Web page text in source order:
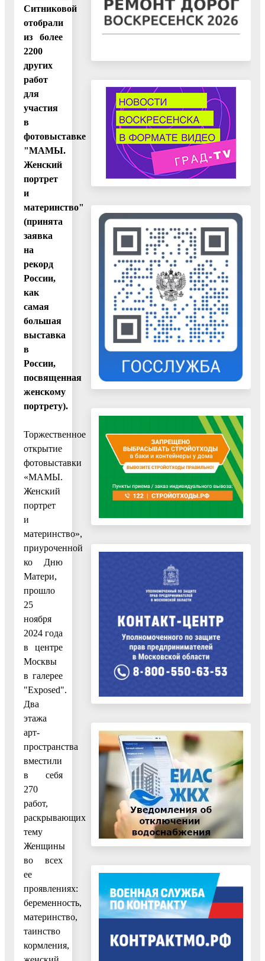
Ситниковой
отобрали
из более
2200
других
работ
для
участия
в
фотовыставке
"МАМЫ.
Женский
портрет
и
материнство"
(принята
заявка
на
рекорд
России,
как
самая
большая
выставка
в
России,
посвященная
женскому
портрету).
Торжественное
открытие
фотовыставки
«МАМЫ.
Женский
портрет
и
материнство»,
приуроченной
ко Дню
Матери,
прошло
25
ноября
2024 года
в центре
Москвы
в галерее
"Exposed".
Два
этажа
арт-
пространства
вместили
в себя
270
работ,
раскрывающих
тему
Женщины
во всех
ее
проявлениях:
беременность,
материнство,
таинство
кормления,